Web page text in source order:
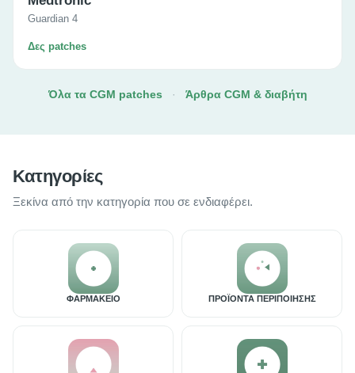
Guardian 4
Δες patches
Όλα τα CGM patches · Άρθρα CGM & διαβήτη
Κατηγορίες
Ξεκίνα από την κατηγορία που σε ενδιαφέρει.
ΦΑΡΜΑΚΕΙΟ ΠΡΟΪΟΝΤΑ ΠΕΡΙΠΟΙΗΣΗΣ